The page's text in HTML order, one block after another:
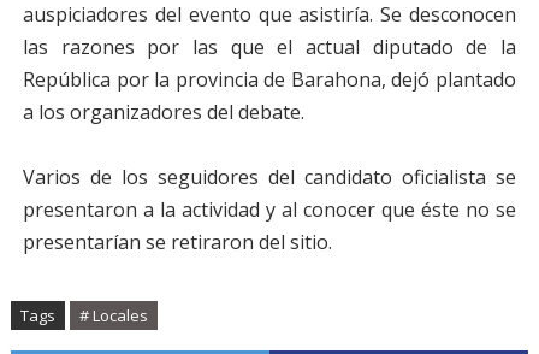
auspiciadores del evento que asistiría. Se desconocen
las razones por las que el actual diputado de la
República por la provincia de Barahona, dejó plantado
a los organizadores del debate.
Varios de los seguidores del candidato oficialista se
presentaron a la actividad y al conocer que éste no se
presentarían se retiraron del sitio.
Tags # Locales